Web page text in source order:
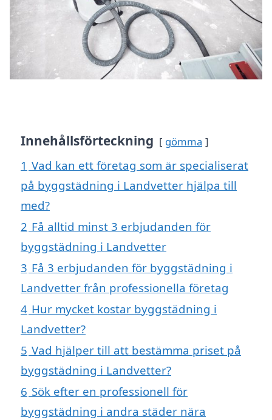
Innehållsförteckning gömma
1 Vad kan ett företag som är specialiserat
på byggstädning i Landvetter hjälpa till
med?
2 Få alltid minst 3 erbjudanden för
byggstädning i Landvetter
3 Få 3 erbjudanden för byggstädning i
Landvetter från professionella företag
4 Hur mycket kostar byggstädning i
Landvetter?
5 Vad hjälper till att bestämma priset på
byggstädning i Landvetter?
6 Sök efter en professionell för
byggstädning i andra städer nära